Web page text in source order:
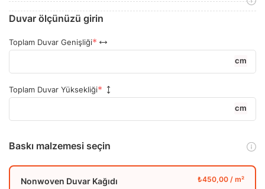
Duvar ölçünüzü girin
Toplam Duvar Genişliği
cm
Toplam Duvar Yüksekliği
cm
Baskı malzemesi seçin
Nonwoven Duvar Kağıdı